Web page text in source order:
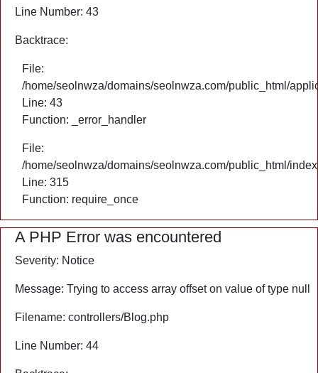
Line Number: 43
Backtrace:
File:
/home/seolnwza/domains/seolnwza.com/public_html/
Line: 43
Function: _error_handler
File:
/home/seolnwza/domains/seolnwza.com/public_html/
Line: 315
Function: require_once
A PHP Error was encountered
Severity: Notice
Message: Trying to access array offset on value of type null
Filename: controllers/Blog.php
Line Number: 44